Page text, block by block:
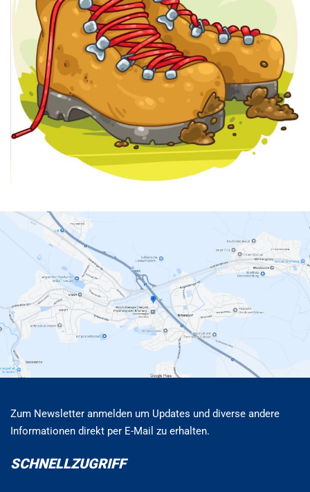
Zum Newsletter anmelden um Updates und diverse andere
Informationen direkt per E-Mail zu erhalten.
SCHNELLZUGRIFF